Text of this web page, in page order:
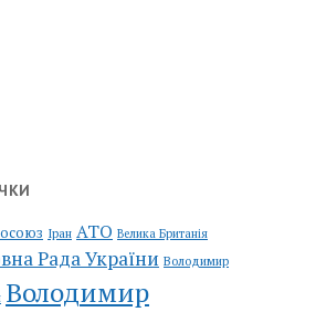
Іран АТО Велика Британія
Рада України Володимир
Володимир